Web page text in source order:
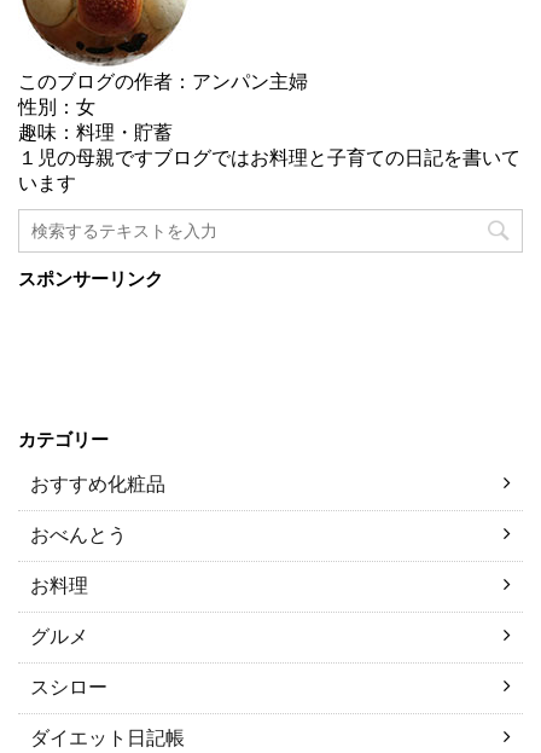
このブログの作者：アンパン主婦
性別：女
趣味：料理・貯蓄
１児の母親ですブログではお料理と子育ての日記を書いて
います
スポンサーリンク
カテゴリー
おすすめ化粧品
おべんとう
お料理
グルメ
スシロー
ダイエット日記帳